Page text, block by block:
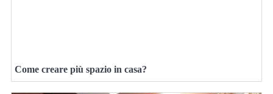
Come creare più spazio in casa?